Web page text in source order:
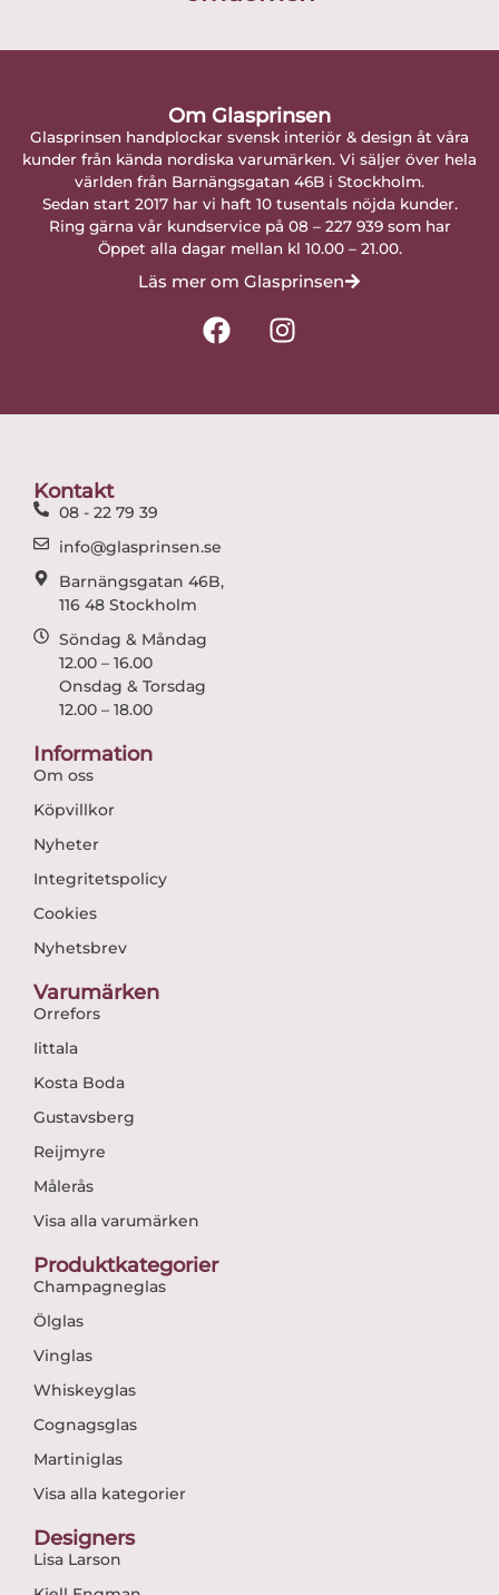
Om Glasprinsen
Glasprinsen handplockar svensk interiör & design åt våra
kunder från kända nordiska varumärken. Vi säljer över hela
världen från Barnängsgatan 46B i Stockholm.
Sedan start 2017 har vi haft 10 tusentals nöjda kunder.
Ring gärna vår kundservice på 08 – 227 939 som har
Öppet alla dagar mellan kl 10.00 – 21.00.
Läs mer om Glasprinsen
F
a
I
n
Kontakt
08 - 22 79 39
info@glasprinsen.se
Barnängsgatan 46B,
116 48 Stockholm
Söndag & Måndag
12.00 – 16.00
Onsdag & Torsdag
12.00 – 18.00
Information
Om oss
Köpvillkor
Nyheter
Integritetspolicy
Cookies
Nyhetsbrev
Varumärken
Orrefors
Iittala
Kosta Boda
Gustavsberg
Reijmyre
Målerås
Visa alla varumärken
Produktkategorier
Champagneglas
Ölglas
Vinglas
Whiskeyglas
Cognagsglas
Martiniglas
Visa alla kategorier
Designers
Lisa Larson